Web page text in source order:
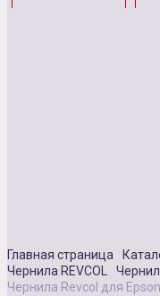
Главная страница
Чернила REVCOL
Чернила Revcol для